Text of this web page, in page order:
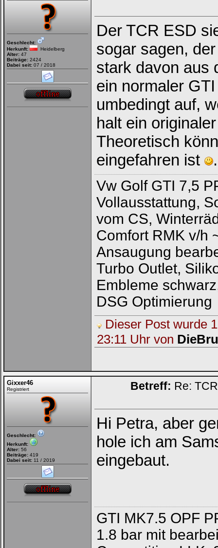
Geschlecht:
Herkunft:
Heidelberg
Alter: 47
Beiträge: 2424
Dabei seit: 07 / 2018
Der TCR ESD
sogar sagen,
stark davon aus
ein normaler
umbedingt auf,
halt ein
Theoretisch
eingefahren ist
.
Vw Golf GTI 7,5
Vollausstattung,
vom CS,
Comfort RMK v/h
Ansaugung
Turbo Outlet,
Embleme
DSG Optimierung
Dieser Post wurde
23:11 Uhr von
Gixxer46
Registriert
Geschlecht:
Herkunft:
Alter: 56
Beiträge: 419
Dabei seit: 11 / 2019
Betreff: Re:
Hi Petra, aber
hole ich am
eingebaut.
GTI MK7.5 OPF
1.8 bar mit